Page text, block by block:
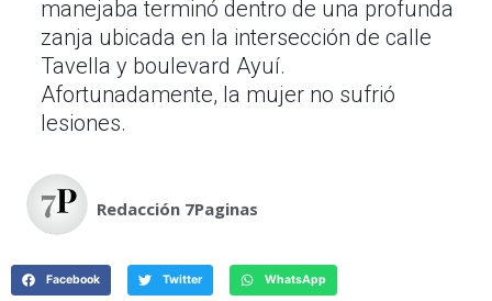
manejaba terminó dentro de una profunda
zanja ubicada en la intersección de calle
Tavella y boulevard Ayuí.
Afortunadamente, la mujer no sufrió
lesiones.
Redacción 7Paginas
Facebook Twitter WhatsApp